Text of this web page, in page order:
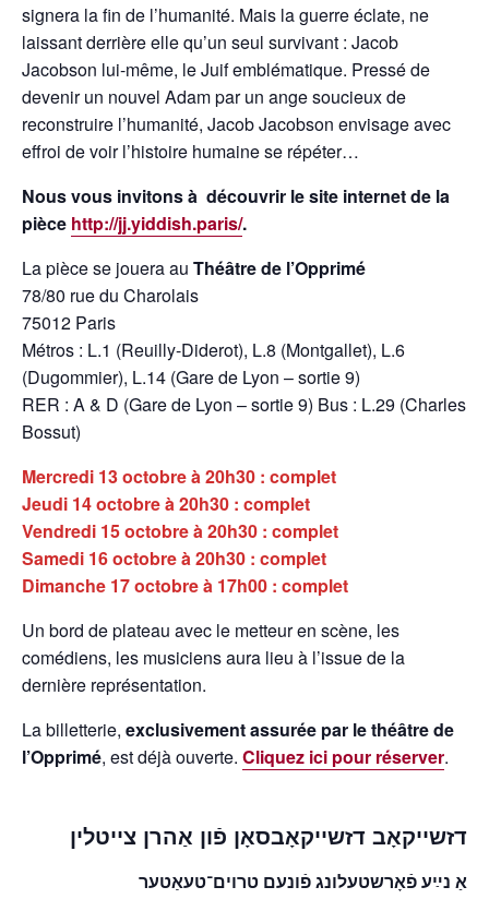
signera la fin de l’humanité. Mais la guerre éclate, ne
laissant derrière elle qu’un seul survivant : Jacob
Jacobson lui-même, le Juif emblématique. Pressé de
devenir un nouvel Adam par un ange soucieux de
reconstruire l’humanité, Jacob Jacobson envisage avec
effroi de voir l’histoire humaine se répéter…
Nous vous invitons à découvrir le site internet de la
pièce http://jj.yiddish.paris/.
La pièce se jouera au Théâtre de l’Opprimé
78/80 rue du Charolais
75012 Paris
Métros : L.1 (Reuilly-Diderot), L.8 (Montgallet), L.6
(Dugommier), L.14 (Gare de Lyon – sortie 9)
RER : A & D (Gare de Lyon – sortie 9) Bus : L.29 (Charles
Bossut)
Mercredi 13 octobre à20h30 : complet
Jeudi 14 octobre à20h30 : complet
Vendredi 15 octobre à20h30 : complet
Samedi 16 octobre à20h30 : complet
Dimanche 17 octobre à 17h00 : complet
Un bord de plateau avec le metteur en scène, les
comédiens, les musiciens aura lieu à l’issue de la
dernière représentation.
La billetterie, exclusivement assurée par le théâtre de
l’Opprimé, est déjà ouverte. Cliquez ici pour réserver.
דזשייקאָב דזשייקאָבסאָן פֿון אַהרן צייטלין
אַ נײַע פֿאָרשטעלונג פֿונעם טרוים־טעאַטער